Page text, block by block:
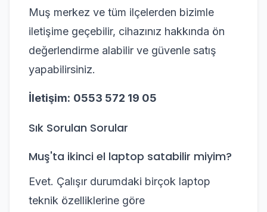
Muş merkez ve tüm ilçelerden bizimle
iletişime geçebilir, cihazınız hakkında ön
değerlendirme alabilir ve güvenle satış
yapabilirsiniz.
İletişim: 0553 572 19 05
Sık Sorulan Sorular
Muş'ta ikinci el laptop satabilir miyim?
Evet. Çalışır durumdaki birçok laptop
teknik özelliklerine göre